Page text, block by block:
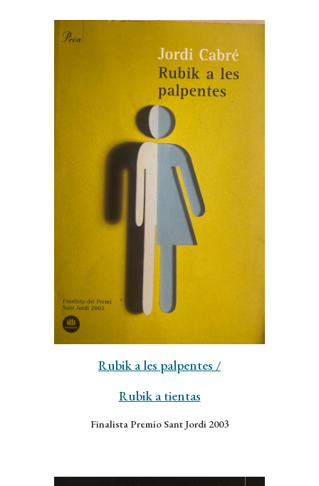
Rubik a les palpentes /
Rubik a tientas
Finalista Premio Sant Jordi 2003